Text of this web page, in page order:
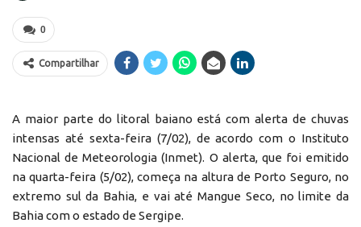
0
Compartilhar
A maior parte do litoral baiano está com alerta de chuvas
intensas até sexta-feira (7/02), de acordo com o Instituto
Nacional de Meteorologia (Inmet). O alerta, que foi emitido
na quarta-feira (5/02), começa na altura de Porto Seguro, no
extremo sul da Bahia, e vai até Mangue Seco, no limite da
Bahia com o estado de Sergipe.